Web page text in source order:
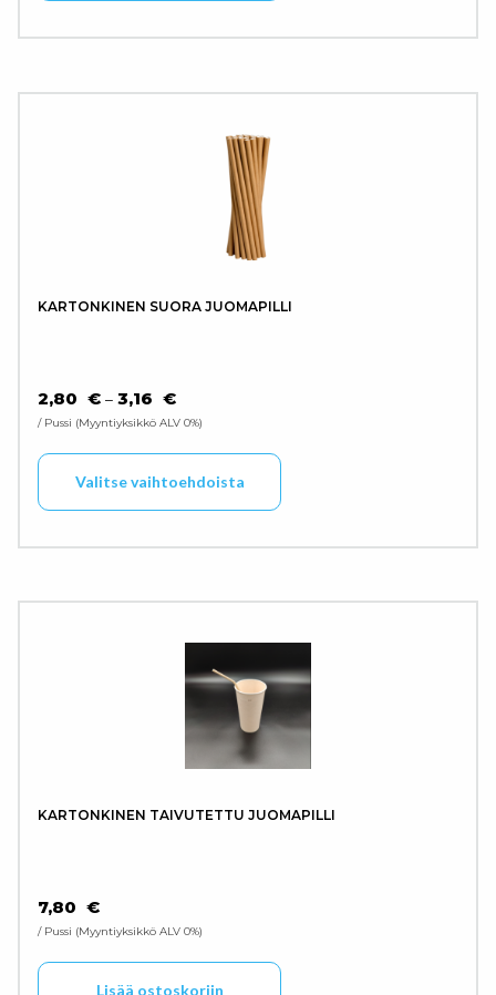
KARTONKINEN SUORA JUOMAPILLI
2,80 € – 3,16 €HINTALUOKKA: 2,80 € - 3,16 €
/ Pussi Myyntiyksikkö ALV 0%
Valitse vaihtoehdoista
KARTONKINEN TAIVUTETTU JUOMAPILLI
7,80 €
/ Pussi Myyntiyksikkö ALV 0%
Lisää ostoskoriin